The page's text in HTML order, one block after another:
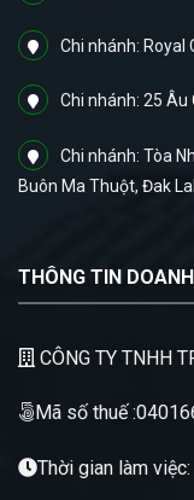
Chi nhánh: Royal
Chi nhánh: 25 Âu
Chi nhánh: Tòa
Buôn Ma Thuột, Đak
THÔNG TIN
CÔNG TY TNHH
Mã số thuế
Thời gian làm